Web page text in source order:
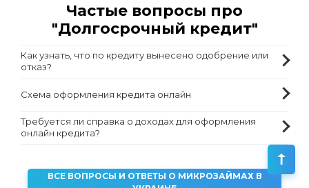
Частые вопросы про
"Долгосрочный кредит"
Как узнать, что по кредиту вынесено одобрение или
отказ?
Схема оформления кредита онлайн
Требуется ли справка о доходах для оформления
онлайн кредита?
ВСЕ ВОПРОСЫ И ОТВЕТЫ О МИКРОЗАЙМАХ В